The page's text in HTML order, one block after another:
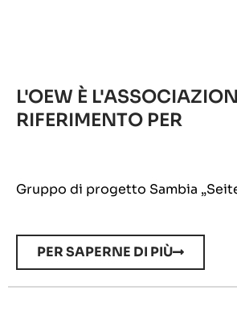
L'OEW È
RIFERIMENTO PER
Gruppo di progetto Sambia
PER SAPERNE DI PIÙ